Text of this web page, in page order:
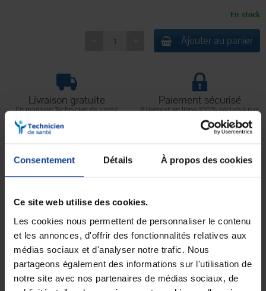
Consentement Détails À propos des cookies
Ce site web utilise des cookies.
Les cookies nous permettent de personnaliser le contenu
et les annonces, d'offrir des fonctionnalités relatives aux
médias sociaux et d'analyser notre trafic. Nous
partageons également des informations sur l'utilisation de
notre site avec nos partenaires de médias sociaux, de
En stock
Ajouter au panier
Livraison gratuite
En magasin Technicien de santé
En France à domicile à partir de 99€
d'achats
Paiement sécurisé
Paiement en ligne 100% sécurisé par
carte bancaire ou Paypal
Expédition Service client
Description
Essuie-mains extra doux, offrant un grand confort d'utilisation.
•Fabriqués en 100% pure ouate de coton, garantissant une grande